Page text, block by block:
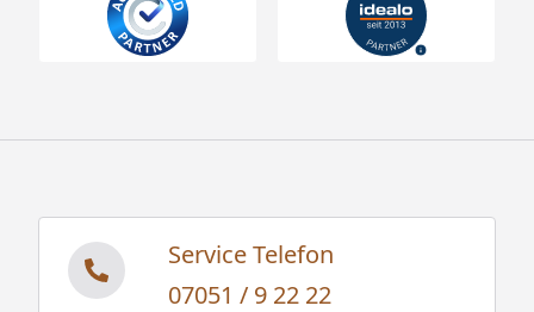
Service Telefon
07051 / 9 22 22